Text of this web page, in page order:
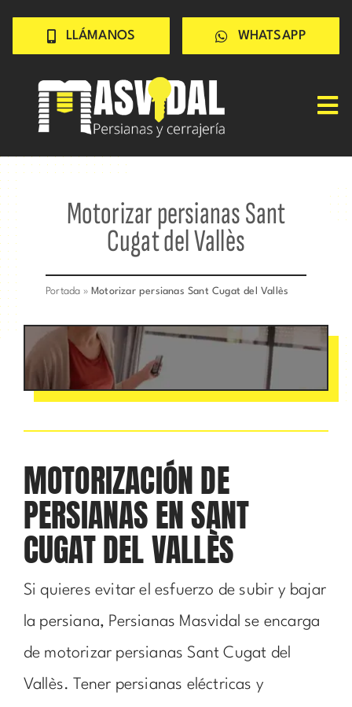
Saltar
contenido
LLÁMANOS WHATSAPP
Inicio
CERRAJERÍA
CONSEJOS
Contacto rápido
Motorizar persianas Sant
Cugat del Vallès
Portada » Motorizar persianas Sant Cugat del Vallès
MOTORIZACIÓN DE
PERSIANAS EN SANT
CUGAT DEL VALLÈS
Si quieres evitar el esfuerzo de subir y bajar
la persiana, Persianas Masvidal se encarga
de motorizar persianas Sant Cugat del
Vallès. Tener persianas eléctricas y